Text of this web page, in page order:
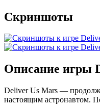
Скриншоты
Описание игры
Deliver Us Mars —
настоящим астронавтом.